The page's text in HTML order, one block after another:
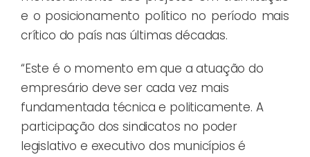
e o posicionamento político no período mais
crítico do país nas últimas décadas.
“Este é o momento em que a atuação do
empresário deve ser cada vez mais
fundamentada técnica e politicamente. A
participação dos sindicatos no poder
legislativo e executivo dos municípios é